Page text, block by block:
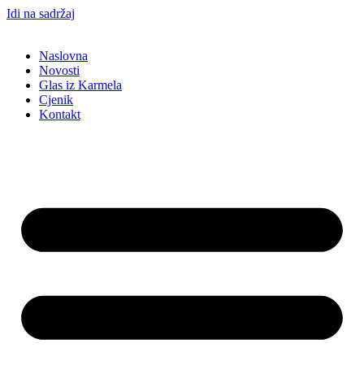
Idi na sadržaj
Naslovna
Novosti
Glas iz Karmela
Cjenik
Kontakt